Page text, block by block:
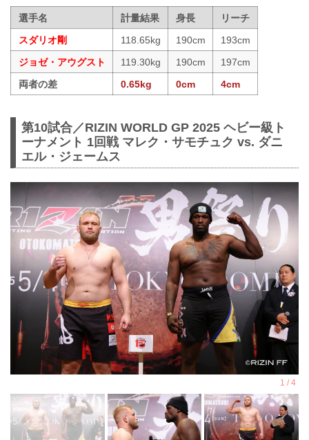
選手名 計量結果 身長
リーチ
スダリオ剛
118.65kg 190cm
193cm
ジョゼ・アウグスト
119.30kg 190cm
197cm
両者の差
0.65kg 0cm 4cm
第10試合／RIZIN WORLD GP 2025 ヘビー級ト
ーナメント 1回戦 マレク・サモチュク vs. ダニ
エル・ジェームス